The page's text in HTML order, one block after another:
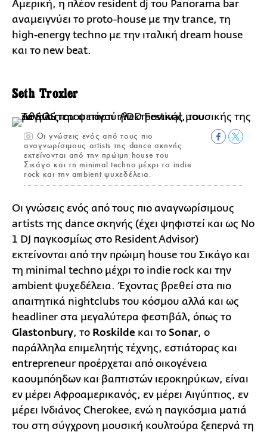
Αμερική, η πλέον resident dj του Panorama bar
αναμειγνύει το proto-house με την trance, τη
high-energy techno με την ιταλική dream house
και το new beat.
Seth Troxler
Οι γνώσεις ενός από τους πιο
αναγνωρίσιμους artists της dance σκηνής
εκτείνονται από την πρώιμη house του
Σικάγο και τη minimal techno μέχρι το indie
rock και την ambient ψυχεδέλεια.
Οι γνώσεις ενός από τους πιο αναγνωρίσιμους
artists της dance σκηνής (έχει ψηφιστεί και ως Νο
1 DJ παγκοσμίως στο Resident Advisor)
εκτείνονται από την πρώιμη house του Σικάγο και
τη minimal techno μέχρι το indie rock και την
ambient ψυχεδέλεια. Έχοντας βρεθεί στα πιο
απαιτητικά nightclubs του κόσμου αλλά και ως
headliner στα μεγαλύτερα φεστιβάλ, όπως το
Glastonbury, το Roskilde και το Sonar, ο
παράλληλα επιμελητής τέχνης, εστιάτορας και
entrepreneur προέρχεται από οικογένεια
καουμπόηδων και βαπτιστών ιεροκηρύκων, είναι
εν μέρει Αφροαμερικανός, εν μέρει Αιγύπτιος, εν
μέρει Ινδιάνος Cherokee, ενώ η παγκόσμια ματιά
του στη σύγχρονη μουσική κουλτούρα ξεπερνά τη